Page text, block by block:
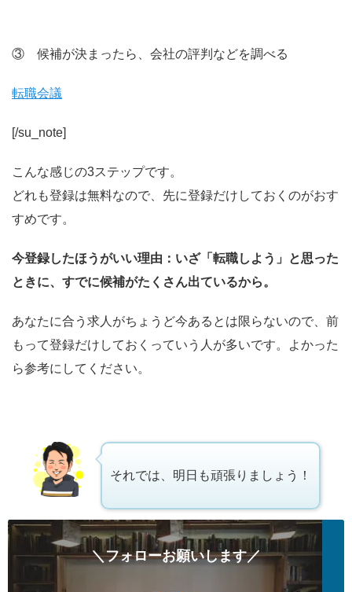
③ 候補が決まったら、会社の評判などを調べる
転職会議
[/su_note]
こんな感じの3ステップです。
どれも登録は無料なので、先に登録だけしておくのがおす
すめです。
今登録したほうがいい理由：いざ「転職しよう」と思った
ときに、すでに候補がたくさん出ているから。
あなたに合う求人がちょうど今あるとは限らないので、前
もって登録だけしておくっていう人が多いです。よかった
ら参考にしてください。
それでは、明日も頑張りましょう！
＼フォローお願いします／